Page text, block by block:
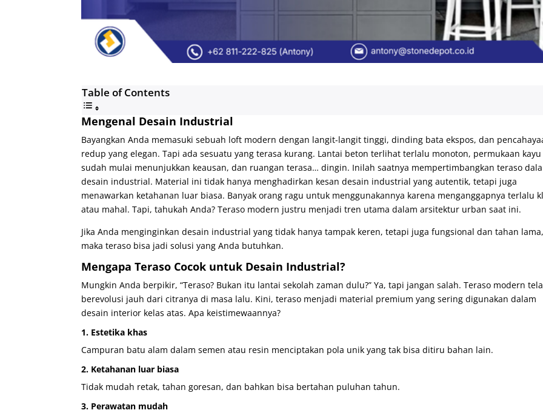
Table of Contents
Mengenal Desain Industrial
Bayangkan Anda memasuki sebuah loft modern dengan langit-langit tinggi, dinding bata ekspos, dan
redup yang elegan. Tapi ada sesuatu yang terasa kurang. Lantai beton terlihat terlalu monoton, permukaan kayu
sudah mulai menunjukkan keausan, dan ruangan terasa… dingin. Inilah saatnya mempertimbangkan teraso
desain industrial. Material ini tidak hanya menghadirkan kesan desain industrial yang autentik, tetapi juga
menawarkan ketahanan luar biasa. Banyak orang ragu untuk menggunakannya karena menganggapnya terlalu
atau mahal. Tapi, tahukah Anda? Teraso modern justru menjadi tren utama dalam arsitektur urban saat ini.
Jika Anda menginginkan desain industrial yang tidak hanya tampak keren, tetapi juga fungsional dan tahan
maka teraso bisa jadi solusi yang Anda butuhkan.
Mengapa Teraso Cocok untuk Desain Industrial?
Mungkin Anda berpikir, “Teraso? Bukan itu lantai sekolah zaman dulu?” Ya, tapi jangan salah. Teraso modern
berevolusi jauh dari citranya di masa lalu. Kini, teraso menjadi material premium yang sering digunakan dalam
desain interior kelas atas. Apa keistimewaannya?
1. Estetika khas
Campuran batu alam dalam semen atau resin menciptakan pola unik yang tak bisa ditiru bahan lain.
2. Ketahanan luar biasa
Tidak mudah retak, tahan goresan, dan bahkan bisa bertahan puluhan tahun.
3. Perawatan mudah